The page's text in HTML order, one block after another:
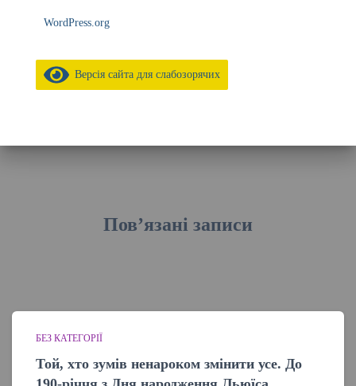
WordPress.org
Версія сайта для слабозорячих
Пов’язані записи
БЕЗ КАТЕГОРІЇ
Той, хто зумів ненароком змінити усе. До